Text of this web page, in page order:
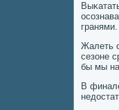
гранями.
Жалеть
сезоне
бы мы
В